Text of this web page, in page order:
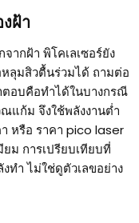
ฝ้า
ากฝ้า พิโคเลเซอร์ยัง
ลุมสิวตื้นร่วมได้ ถามต่อ
ตอบคือทำได้ในบางกรณี
ณแก้ม จึงใช้พลังงานต่ำ
หรือ ราคา pico laser
ม การเปรียบเทียบที่
ทำ ไม่ใช่ดูตัวเลขอย่าง